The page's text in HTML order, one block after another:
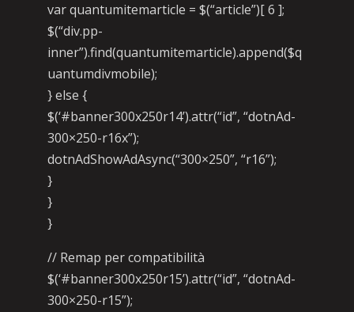
var quantumitemarticle = $(“article”)[ 6 ];
$(“div.pp-
inner”).find(quantumitemarticle).append($q
uantumdivmobile);
} else {
$(‘#banner300x250r14’).attr(“id”, “dotnAd-
300×250-r16x”);
dotnAdShowAdAsync(“300×250”, “r16”);
}
}
}
// Remap per compatibilità
$(‘#banner300x250r15’).attr(“id”, “dotnAd-
300×250-r15”);